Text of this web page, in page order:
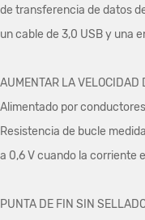
de transferencia de datos
un cable de 3,0 USB y una
AUMENTAR LA
Alimentado por
Resistencia de bucle
a 0,6 V cuando la corriente
PUNTA DE FIN SIN